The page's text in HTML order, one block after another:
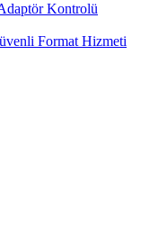
Kontrolü
Format Hizmeti